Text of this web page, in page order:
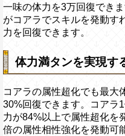
一味の体力を3万回復でき
がコアラでスキルを発動す
力を回復できます。
体力満タンを実現す
コアラの属性超化でも最大
30%回復できます。コアラ
力が84%以上で属性超化を
倍の属性相性強化を発動可